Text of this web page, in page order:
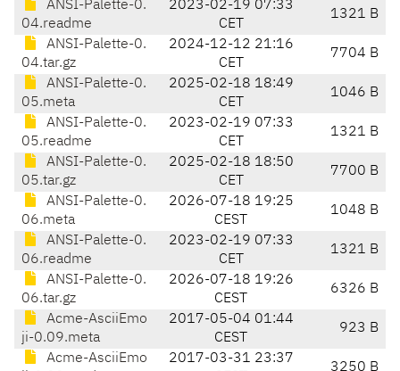
ANSI-Palette-0.
04.readme
2023-02-19 07:33
CET
1321 B
ANSI-Palette-0.
04.tar.gz
2024-12-12 21:16
CET
7704 B
ANSI-Palette-0.
05.meta
2025-02-18 18:49
CET
1046 B
ANSI-Palette-0.
05.readme
2023-02-19 07:33
CET
1321 B
ANSI-Palette-0.
05.tar.gz
2025-02-18 18:50
CET
7700 B
ANSI-Palette-0.
06.meta
2026-07-18 19:25
CEST
1048 B
ANSI-Palette-0.
06.readme
2023-02-19 07:33
CET
1321 B
ANSI-Palette-0.
06.tar.gz
2026-07-18 19:26
CEST
6326 B
Acme-AsciiEmo
ji-0.09.meta
2017-05-04 01:44
CEST
923 B
Acme-AsciiEmo
2017-03-31 23:37
3250 B